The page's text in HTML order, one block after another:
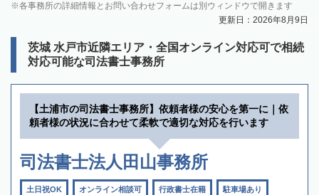
各事務所の詳細情報とお問い合わせフォームは別ウィンドウで開きます
更新日：2026年8月9日
茨城 水戸市近隣エリア・全国オンライン対応可で相続
対応可能な司法書士事務所
【土浦市の司法書士事務所】依頼者様の安心を第一に｜依
頼者様の状況に合わせて柔軟で適切な対応を行います
司法書士法人田山事務所
土日祝OK オンライン相談可 行政書士在籍 駐車場あり